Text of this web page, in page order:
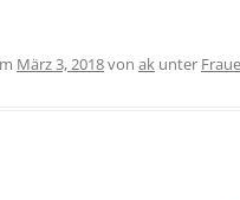
März 3, 2018von ak unter